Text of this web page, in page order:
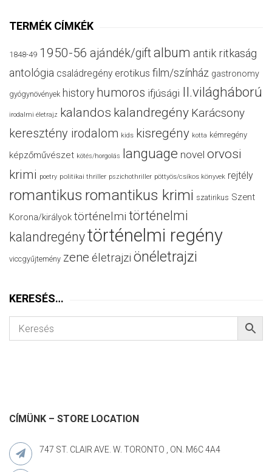
TERMÉK CÍMKÉK
1848-49 1950-56 ajándék/giftalbum antik ritkaság
antológia családregény erotikus film/színház gastronomy
gyógynövények history humoros ifjúsági II.világháború
irodalmi életrajz kalandos kalandregény Karácsony
keresztény irodalom kids kisregény kotta kémregény
képzőművészet kötés/horgolás language novel orvosi
krimi poetry politikai thriller pszichothriller pöttyös/csíkos könyvek rejtély
romantikus romantikus krimi szatirikus Szent
Korona/királyok történelmi történelmi
kalandregénytörténelmi regény
viccgyűjtemény zene életrajzi önéletrajzi
KERESÉS…
CÍMÜNK – STORE LOCATION
747 ST. CLAIR AVE. W. TORONTO , ON. M6C 4A4